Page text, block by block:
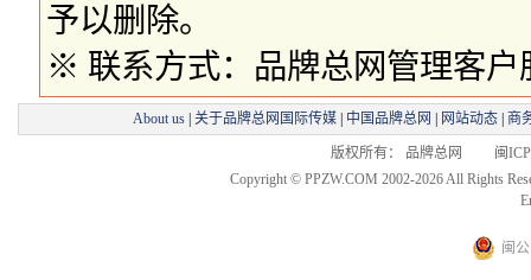
予以删除。
※ 联系方式：品牌总网管理客户
About us 关于品牌总网国际传媒 中国品牌总网 网站动态 商
版权所有： 品牌总网 闽ICP
Copyright © PPZW.COM 2002-2026 All Rights
闽